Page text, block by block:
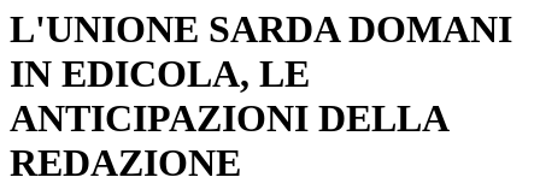
L'UNIONE SARDA DOMANI
IN EDICOLA, LE
ANTICIPAZIONI DELLA
REDAZIONE